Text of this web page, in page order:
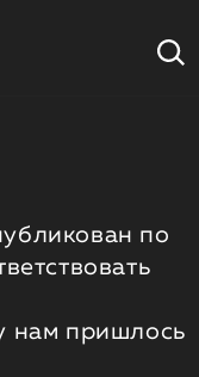
по
нам пришлось